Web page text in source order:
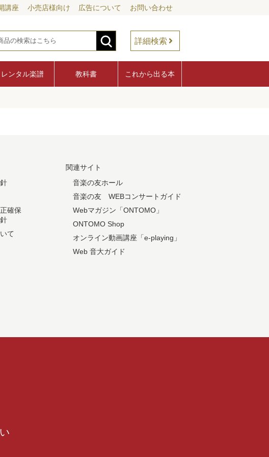
講座 小売店様向け 広告について お問い合わせ
詳細検索
レンタル楽譜 教科書 これから出る本
確保
て
関連サイト
音楽の友ホール
音楽の友 WEBコンサートガイド
Webマガジン「ONTOMO」
ONTOMO Shop
オンライン動画講座「e-playing」
Web 音大ガイド